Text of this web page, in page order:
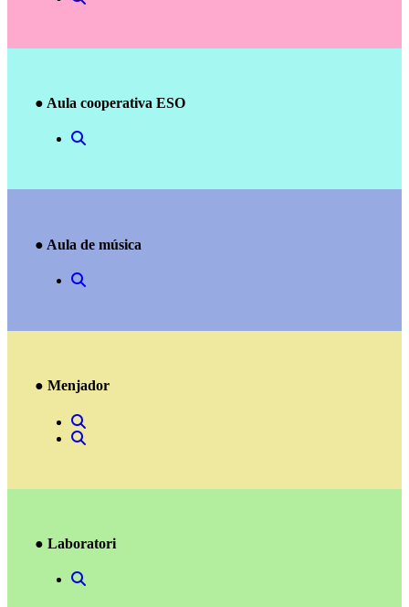
● Aula cooperativa ESO
● Aula de música
● Menjador
● Laboratori